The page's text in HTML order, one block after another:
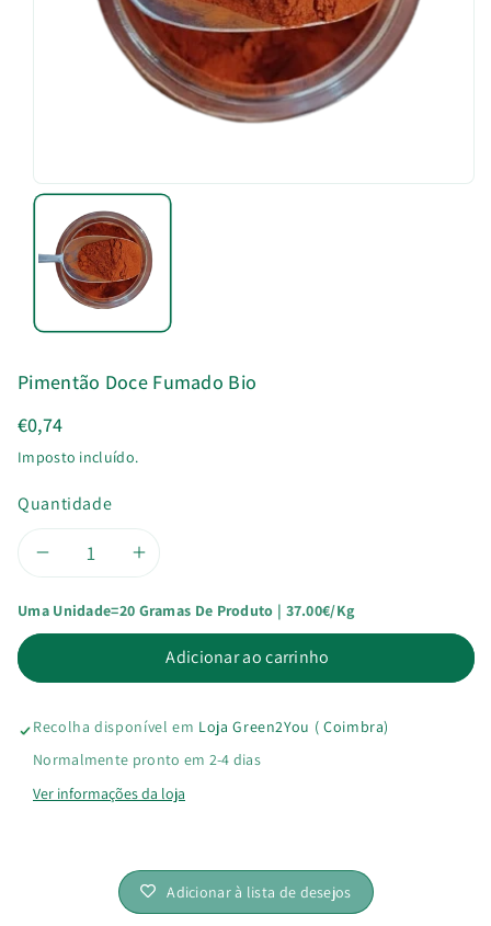
Pimentão Doce Fumado Bio
€0,74
Imposto incluído.
Quantidade
Diminuir
a
quantidade
de
Pimentão
Doce
Aumentar
a
quantidade
de
Pimentão
Doce
Bio
Uma Unidade=20 Gramas De Produto | 37.00€/kg
Adicionar ao carrinho
Recolha disponível em Loja Green2You ( Coimbra)
Normalmente pronto em 2-4 dias
Ver informações da loja
Adicionar à lista de desejos